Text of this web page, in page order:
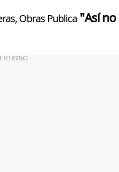
Obras Publica "Así no